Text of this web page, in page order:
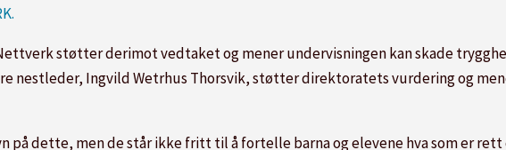
støtter derimot vedtaket og mener undervisningen kan skade
nestleder, Ingvild Wetrhus Thorsvik, støtter direktoratets vurdering og
dette, men de står ikke fritt til å fortelle barna og elevene hva som er rett